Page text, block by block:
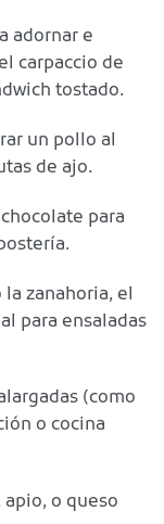
adornar e
carpaccio de
tostado.
un pollo al
de ajo.
para
zanahoria, el
para ensaladas
(como
o cocina
o queso